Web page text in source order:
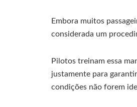
Embora muitos
considerada um
Pilotos treinam essa
justamente para
condições não forem